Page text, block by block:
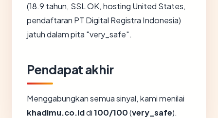
(18.9 tahun, SSL OK, hosting United States,
pendaftaran PT Digital Registra Indonesia)
jatuh dalam pita "very_safe".
Pendapat akhir
Menggabungkan semua sinyal, kami menilai
khadimu.co.iddi100/100(very_safe).